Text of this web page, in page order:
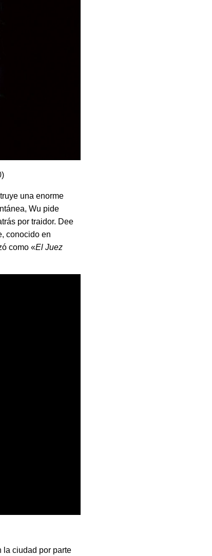
una enorme
Wu pide
por traidor. Dee
conocido en
como «El Juez
la ciudad por parte